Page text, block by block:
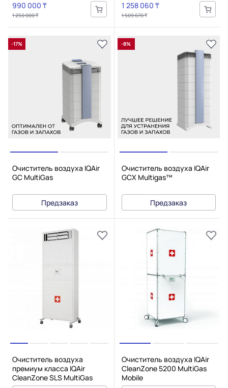
990 000 ₸
1 250 000 ₸
1 258 060 ₸
1 509 670 ₸
-17%
Очиститель воздуха IQAir
GC MultiGas
Предзаказ
-8%
Очиститель воздуха IQAir
GCX Multigas™
Предзаказ
Очиститель воздуха
премиум класса IQAir
CleanZone SLS MultiGas
Очиститель воздуха IQAir
CleanZone 5200 MultiGas
Mobile